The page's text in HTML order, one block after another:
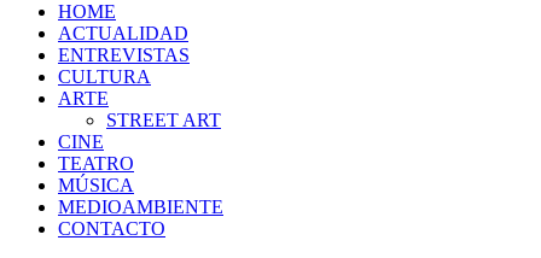
HOME
ACTUALIDAD
ENTREVISTAS
CULTURA
ARTE
STREET ART
CINE
TEATRO
MÚSICA
MEDIOAMBIENTE
CONTACTO